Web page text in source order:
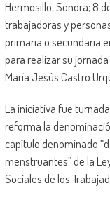
Hermosillo, Sonora; 8
trabajadoras y
primaria o secundaria
para realizar su
María Jesús Castro
La iniciativa fue
reforma la
capítulo denominado
menstruantes” de la
Sociales de los